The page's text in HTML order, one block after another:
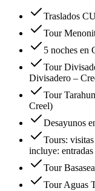
Traslados
Tour
5 noches en
Tour
Divisadero –
Tour
Creel)
Desayunos
Tours:
incluye:
Tour
Tour Aguas